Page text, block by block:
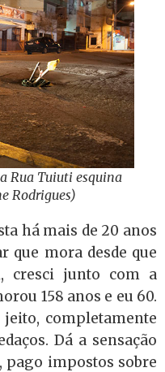
Rua Tuiuti esquina
Rodrigues)
há mais de 20 anos
que mora desde que
cresci junto com a
158 anos e eu 60.
completamente
Dá a sensação
pago impostos sobre